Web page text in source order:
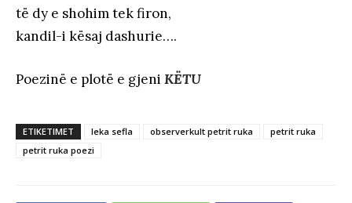
të dy e shohim tek firon,
kandil-i kësaj dashurie….
Poezinë e plotë e gjeni KËTU
ETIKETIMET leka sefla observerkult petrit ruka
petrit ruka
petrit ruka poezi